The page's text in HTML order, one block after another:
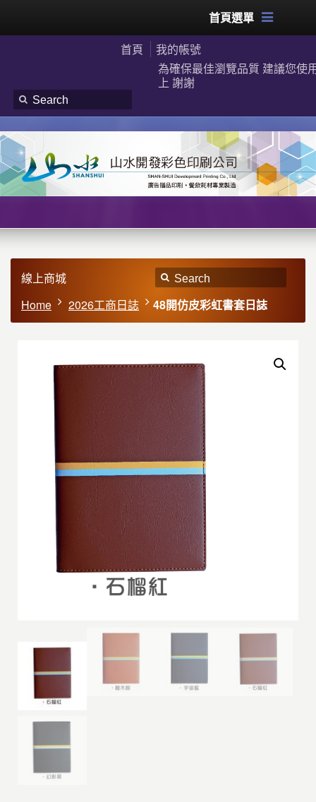
首頁選單
首頁
我的帳號
為確保最佳瀏覽品質 建議您使
上 謝謝
線上商城
Home
2026工商日誌 48開仿皮彩虹書套日誌